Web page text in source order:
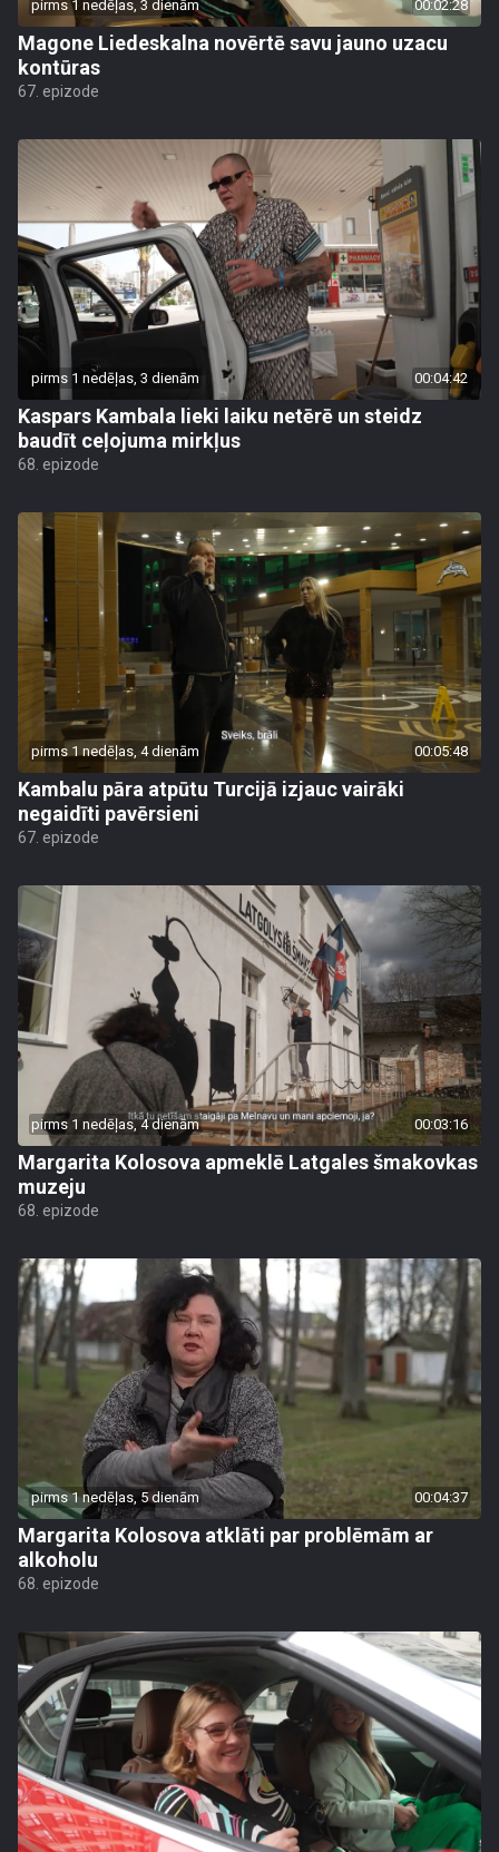
pirms 1 nedēļas, 3 dienām 00:02:28
Magone Liedeskalna novērtē savu jauno uzacu
kontūras
67. epizode
pirms 1 nedēļas, 3 dienām 00:04:42
Kaspars Kambala lieki laiku netērē un steidz
baudīt ceļojuma mirkļus
68. epizode
pirms 1 nedēļas, 4 dienām 00:05:48
Kambalu pāra atpūtu Turcijā izjauc vairāki
negaidīti pavērsieni
67. epizode
pirms 1 nedēļas, 4 dienām 00:03:16
Margarita Kolosova apmeklē Latgales šmakovkas
muzeju
68. epizode
pirms 1 nedēļas, 5 dienām 00:04:37
Margarita Kolosova atklāti par problēmām ar
alkoholu
68. epizode